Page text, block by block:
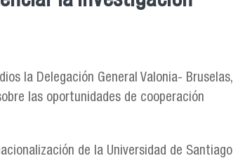
la Delegación General Valonia- Bruselas,
las oportunidades de cooperación
de la Universidad de Santiago